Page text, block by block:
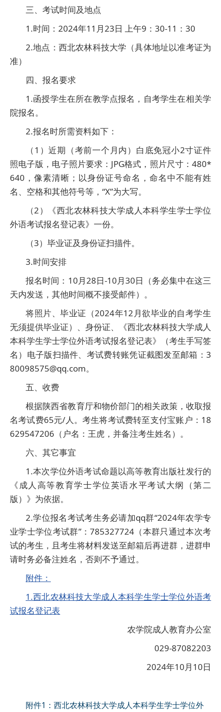
三、考试时间及地点
1.时间：2024年11月23日 上午9：30-11：30
2.地点：西北农林科技大学（具体地址以准考证为
准）
四、报名要求
1.函授学生在所在教学点报名，自考学生在相关学
院报名。
2.报名时所需资料如下：
（1）近期（考前一个月内）白底免冠小2寸证件
照电子版，电子照片要求：JPG格式，照片尺寸：480*
640，像素清晰；以身份证号命名，命名中不能有姓
名、空格和其他符号等，“X”为大写。
（2）《西北农林科技大学成人本科学生学士学位
外语考试报名登记表》一份。
（3）毕业证及身份证扫描件。
3.时间安排
报名时间：10月28日-10月30日（务必集中在这三
天内发送，其他时间概不接受邮件）。
将照片、毕业证（2024年12月欲毕业的自考学生
无须提供毕业证）、身份证、《西北农林科技大学成人
本科学生学士学位外语考试报名登记表》（考生手写签
名）电子版扫描件、考试费转账凭证截图发至邮箱：3
80098575@qq.com。
五、收费
根据陕西省教育厅和物价部门的相关政策，收取报
名考试费65元/人。考生将考试费转至支付宝账户：18
629547206（户名：王虎，并备注考生姓名）。
六、其它事宜
1.本次学位外语考试命题以高等教育出版社发行的
《成人高等教育学士学位英语水平考试大纲（第二
版）》为依据。
2.学位报名考试考生务必请加qq群“2024年农学专
业学士学位考试群”：785327724（本群只通过本次考
试的考生，且考生将材料发送至邮箱后再进群，进群申
请时务必备注姓名，否则不予通过。
附件：
1.西北农林科技大学成人本科学生学士学位外语考
试报名登记表
农学院成人教育办公室
029-87082203
2024年10月10日
附件1：西北农林科技大学成人本科学生学士学位外